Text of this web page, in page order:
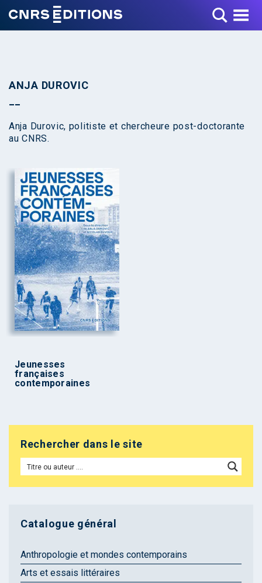
Toggle Menu
ANJA DUROVIC
Anja Durovic, politiste et chercheure post-doctorante
au CNRS.
Jeunesses
françaises
contemporaines
Rechercher dans le site
Catalogue général
Anthropologie et mondes contemporains
Arts et essais littéraires